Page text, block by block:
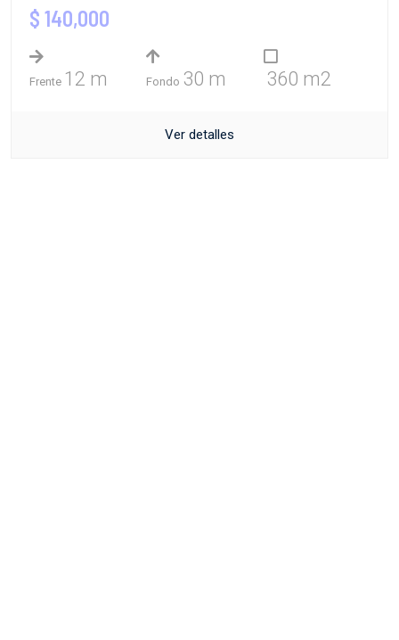
$ 140,000
Frente 12 m Fondo 30 m 360 m2
Ver detalles